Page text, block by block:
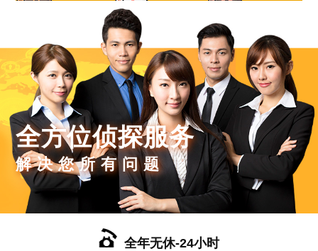
全方位侦探服务
解决您所有问题
全年无休-24小时